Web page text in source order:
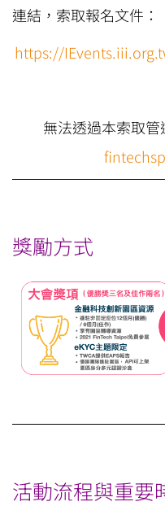
連結，索取報名文件：
https://
無法透過本索取管
獎勵方式
活動流程與重要